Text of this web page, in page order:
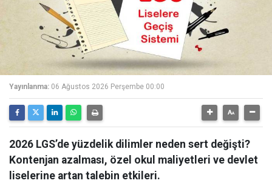
Yayınlanma: 06 Ağustos 2026 Perşembe 00:00
2026 LGS’de yüzdelik dilimler neden sert değişti?
Kontenjan azalması, özel okul maliyetleri ve devlet
liselerine artan talebin etkileri.